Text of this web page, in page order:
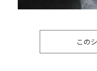
この